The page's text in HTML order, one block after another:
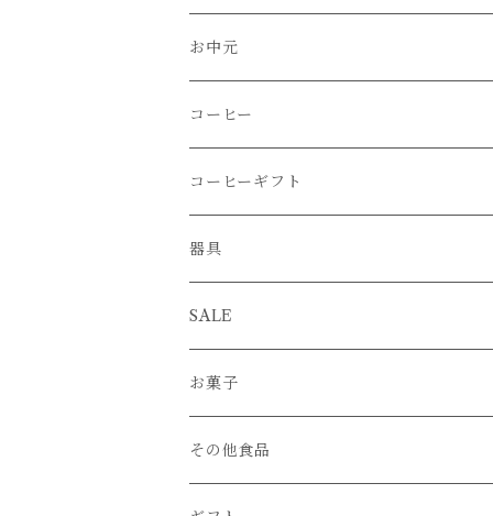
お中元
コーヒー
コーヒー豆
さっぱり
フルーティー
コーヒー豆ブレンド
水出しアイスコーヒーバック
コーヒーバッグ
カフェオレベース
コーヒーギフト
器具
グラインダー
ケトル
ドリッパー
SALE
お菓子
その他食品